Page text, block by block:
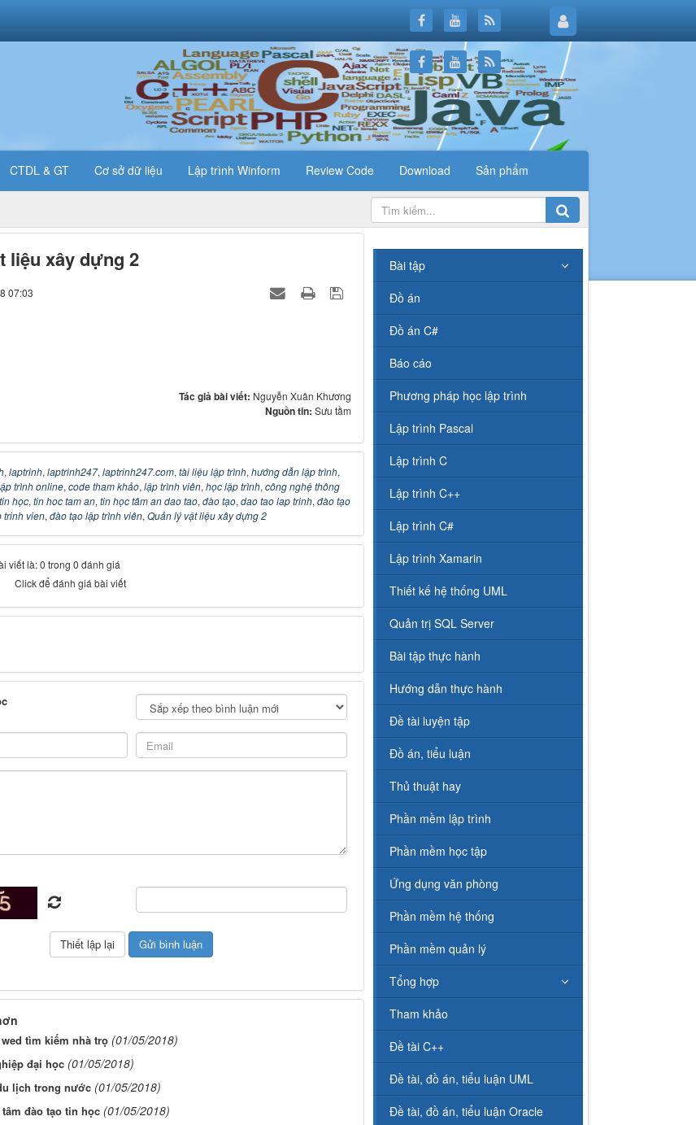
CTDL & GT Cơ sở dữ liệu Lập trình Winform Review Code Download Sản phẩm
liệu xây dựng 2
07:03
Tác giả bài viết: Nguyễn Xuân Khương
Nguồn tin:Sưu tầm
, laptrinh, laptrinh247, laptrinh247.com, tài liệu lập trình, hướng dẫn lập trình,
trình online, code tham khảo, lập trình viên, học lập trình, công nghệ thông
tin học, tin hoc tam an, tin học tâm an dao tao, đào tạo, dao tao lap trinh, đào tạo
trinh vien, đào tạo lập trình viên, Quản lý vật liệu xây dựng 2
viết là: 0 trong 0 đánh giá
Click để đánh giá bài viết
tìm kiếm nhà trọ (01/05/2018)
đại học (01/05/2018)
lịch trong nước (01/05/2018)
đào tạo tin học (01/05/2018)
Bài tập
Đồ án
Đồ án C#
Báo cáo
Phương pháp học lập trình
Lập trình Pascal
Lập trình C
Lập trình C++
Lập trình C#
Lập trình Xamarin
Thiết kế hệ thống UML
Quản trị SQL Server
Bài tập thực hành
Hướng dẫn thực hành
Đề tài luyện tập
Đồ án, tiểu luận
Thủ thuật hay
Phần mềm lập trình
Phần mềm học tập
Ứng dụng văn phòng
Phần mềm hệ thống
Phần mềm quản lý
Tổng hợp
Tham khảo
Đề tài C++
Đề tài, đồ án, tiểu luận UML
Đề tài, đồ án, tiểu luận Oracle